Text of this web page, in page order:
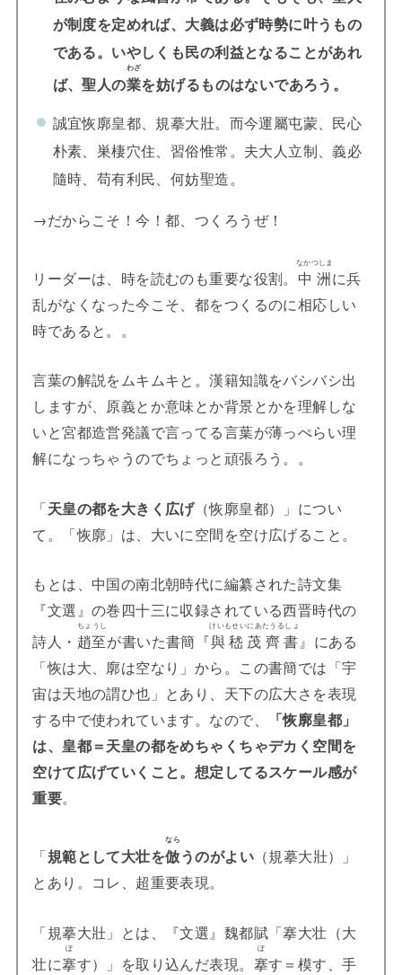
が制度を定めれば、大義は必ず時勢に叶うもの
である。 いやしくも民の利益となることがあれ
ば、聖人の業
わざ
を妨げるものはないであろう。
誠宜恢廓皇都、規摹大壯。而今運屬屯蒙、民心
朴素、巣棲穴住、習俗惟常。夫大人立制、義必
隨時、苟有利民、何妨聖造。
→だからこそ！今！都、つくろうぜ！
リーダーは、時を読むのも重要な役割。 中洲
なかつしま
に兵
乱がなくなった今こそ、都をつくるのに相応しい
時であると。。
言葉の解説をムキムキと。漢籍知識をバシバシ出
しますが、原義とか意味とか背景とかを理解しな
いと宮都造営発議で言ってる言葉が薄っぺらい理
解になっちゃうのでちょっと頑張ろう。。
「天皇の都を大きく広げ（恢廓皇都）」につい
て。「恢廓」は、大いに空間を空け広げること。
もとは、中国の南北朝時代に編纂された詩文集
『文選』の巻四十三に収録されている西晋時代の
詩人・ 趙至
ちょうし
が書いた書簡『與嵇茂齊書
けいもせいにあたうるしょ
』にある
「恢は大、廓は空なり」から。この書簡では「宇
宙は天地の謂ひ也」とあり、天下の広大さを表現
する中で使われています。なので、
「恢廓皇都」
は、皇都＝天皇の都をめちゃくちゃデカく空間を
空けて広げていくこと。想定してるスケール感が
重要。
「規範として大壮を倣
なら
うのがよい（規摹大壯）」
とあり。コレ、超重要表現。
「規摹大壯」とは、『文選』魏都賦「搴大壮（大
壮に搴
ぼ
す）」を取り込んだ表現。 搴
ぼ
す＝模す、手